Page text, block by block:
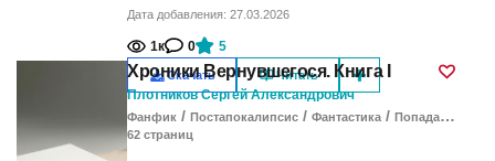
Дата добавления: 27.03.2026
1к 0 5
Скачать Читать
Хроники Вернувшегося. Книга I
Плотников Сергей Александрович
Фанфик / Постапокалипсис / Фантастика / Попаданцы
62 cтраниц